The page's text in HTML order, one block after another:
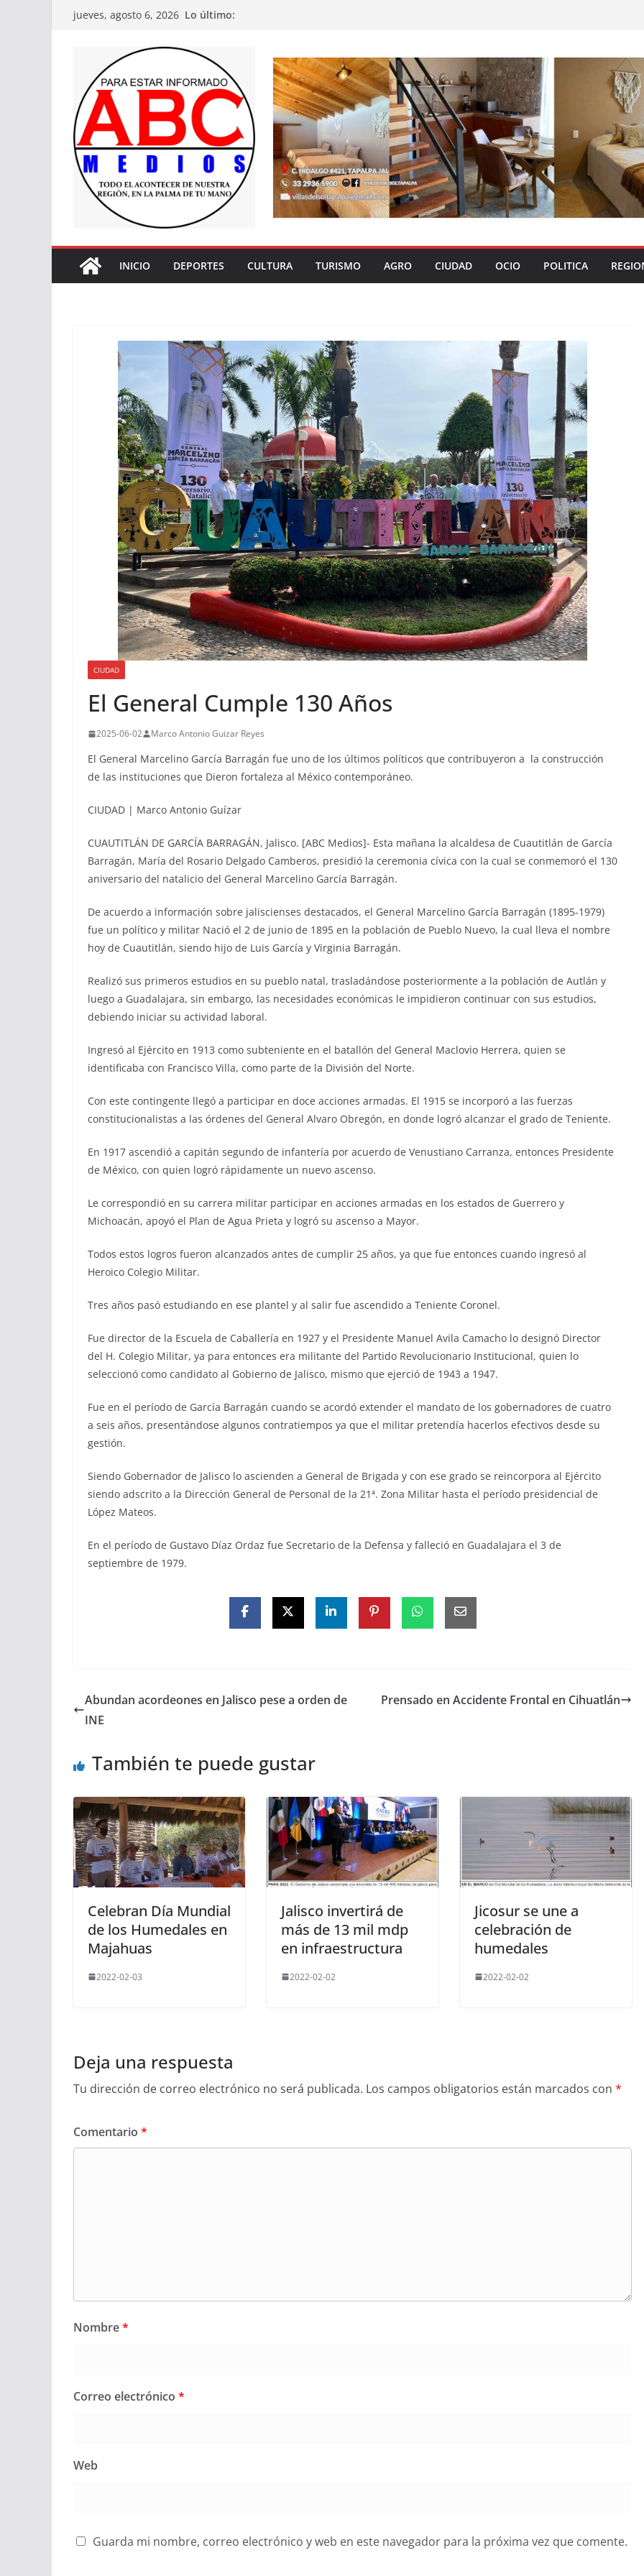
Saltarjueves, agosto 6, 2026 Lo último:
INICIO DEPORTES CULTURA TURISMO AGRO CIUDAD OCIO POLITICA
CIUDAD
El General Cumple 130 Años
2025-06-02 Marco Antonio Guizar Reyes
El General Marcelino García Barragán fue uno de los últimos políticos que contribuyeron a la construcción
de las instituciones que Dieron fortaleza al México contemporáneo.
CIUDAD | Marco Antonio Guízar
CUAUTITLÁN DE GARCÍA BARRAGÁN, Jalisco. [ABC Medios]- Esta mañana la alcaldesa de Cuautitlán de García
Barragán, María del Rosario Delgado Camberos, presidió la ceremonia cívica con la cual se conmemoró el 130
aniversario del natalicio del General Marcelino García Barragán.
De acuerdo a información sobre jaliscienses destacados, el General Marcelino García Barragán (1895-1979)
fue un político y militar Nació el 2 de junio de 1895 en la población de Pueblo Nuevo, la cual lleva el nombre
hoy de Cuautitlán, siendo hijo de Luis García y Virginia Barragán.
Realizó sus primeros estudios en su pueblo natal, trasladándose posteriormente a la población de Autlán y
luego a Guadalajara, sin embargo, las necesidades económicas le impidieron continuar con sus estudios,
debiendo iniciar su actividad laboral.
Ingresó al Ejército en 1913 como subteniente en el batallón del General Maclovio Herrera, quien se
identificaba con Francisco Villa, como parte de la División del Norte.
Con este contingente llegó a participar en doce acciones armadas. El 1915 se incorporó a las fuerzas
constitucionalistas a las órdenes del General Alvaro Obregón, en donde logró alcanzar el grado de Teniente.
En 1917 ascendió a capitán segundo de infantería por acuerdo de Venustiano Carranza, entonces Presidente
de México, con quien logró rápidamente un nuevo ascenso.
Le correspondió en su carrera militar participar en acciones armadas en los estados de Guerrero y
Michoacán, apoyó el Plan de Agua Prieta y logró su ascenso a Mayor.
Todos estos logros fueron alcanzados antes de cumplir 25 años, ya que fue entonces cuando ingresó al
Heroico Colegio Militar.
Tres años pasó estudiando en ese plantel y al salir fue ascendido a Teniente Coronel.
Fue director de la Escuela de Caballería en 1927 y el Presidente Manuel Avila Camacho lo designó Director
del H. Colegio Militar, ya para entonces era militante del Partido Revolucionario Institucional, quien lo
seleccionó como candidato al Gobierno de Jalisco, mismo que ejerció de 1943 a 1947.
Fue en el período de García Barragán cuando se acordó extender el mandato de los gobernadores de cuatro
a seis años, presentándose algunos contratiempos ya que el militar pretendía hacerlos efectivos desde su
gestión.
Siendo Gobernador de Jalisco lo ascienden a General de Brigada y con ese grado se reincorpora al Ejército
siendo adscrito a la Dirección General de Personal de la 21ª. Zona Militar hasta el período presidencial de
López Mateos.
En el período de Gustavo Díaz Ordaz fue Secretario de la Defensa y falleció en Guadalajara el 3 de
septiembre de 1979.
Abundan acordeones en Jalisco pese a orden de
INE
Prensado en Accidente Frontal en Cihuatlán
También te puede gustar
Celebran Día Mundial
de los Humedales en
Majahuas
2022-02-03
Jalisco invertirá de
más de 13 mil mdp
en infraestructura
2022-02-02
Jicosur se une a
celebración de
humedales
2022-02-02
Deja una respuesta
Tu dirección de correo electrónico no será publicada. Los campos obligatorios están marcados con *
Comentario *
Nombre*
Correo electrónico *
Web
Guarda mi nombre, correo electrónico y web en este navegador para la próxima vez que comente.